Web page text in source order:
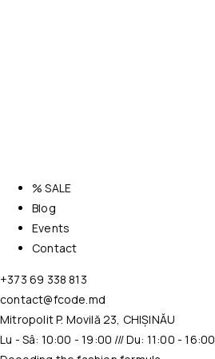
% SALE
Blog
Events
Contact
+373 69 338 813
contact@fcode.md
Mitropolit P. Movilă 23, CHIȘINĂU
Lu - Sâ: 10:00 - 19:00 /// Du: 11:00 - 16:00